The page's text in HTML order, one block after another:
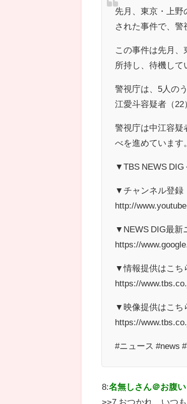
先月、東京・上野
された事件で、警
この事件は先月
所持し、待機して
警視庁は、5人の
江愛斗容疑者（22
警視庁は中江容疑
べを進めています
▼TBS NEWS
▼チャンネル登録
http://
▼NEWS DIG最新
https://
▼情報提供はこち
https://
▼映像提供はこち
https://
#ニュース #news
8:名無しさん＠お腹
>>7 おつかれ。いつ